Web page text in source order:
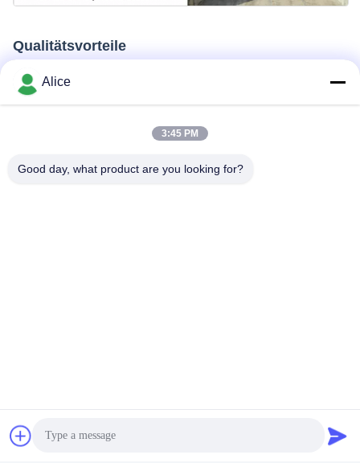
Qualitätsvorteile
Alice
3:45 PM
Good day, what product are you looking for?